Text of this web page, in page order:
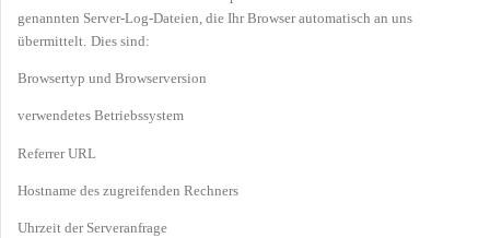
genannten Server-Log-Dateien, die Ihr Browser automatisch an uns
übermittelt. Dies sind:
Browsertyp und Browserversion
verwendetes Betriebssystem
Referrer URL
Hostname des zugreifenden Rechners
Uhrzeit der Serveranfrage